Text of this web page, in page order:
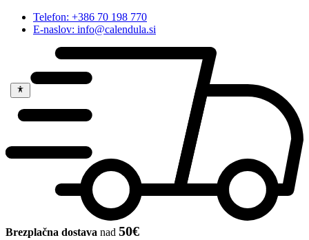
Telefon: +386 70 198 770
E-naslov: info@calendula.si
Brezplačna dostava nad 50€